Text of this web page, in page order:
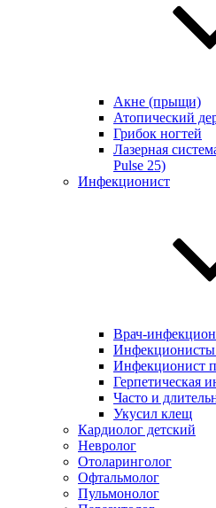
Акне (прыщи)
Атопический
Грибок ногтей
Лазерная
Pulse 25)
Инфекционист
Врач-
Инфекционист
Герпетическая
Часто и
Укусил клещ
Кардиолог детский
Невролог
Отоларинголог
Офтальмолог
Пульмонолог